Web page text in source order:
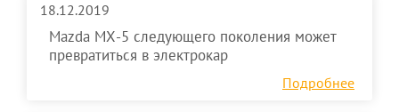
18.12.2019
Mazda MX-5 следующего поколения может
превратиться в электрокар
Подробнее